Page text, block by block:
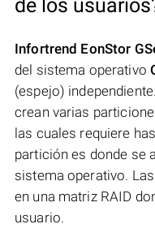
de los
Infortrend EonStor
del sistema operativo
(espejo)
crean varias
las cuales requiere
partición es donde se
sistema operativo.
en una matriz RAID
usuario.